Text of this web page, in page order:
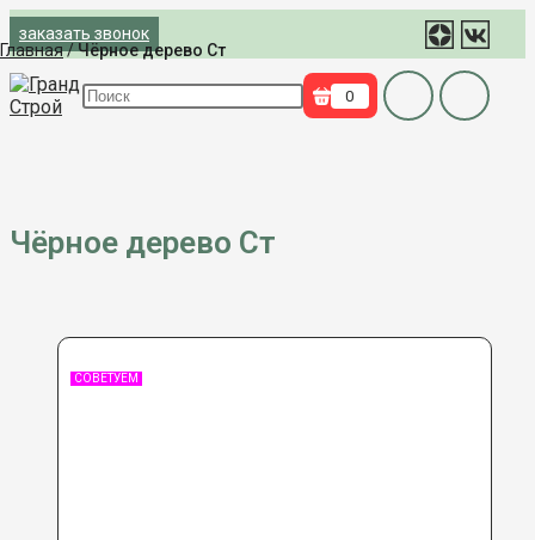
Перейти
к
содержимому
заказать звонок
0
Поиск
на
Главная/Чёрное дерево Ст
Чёрное дерево Ст
СОВЕТУЕМ